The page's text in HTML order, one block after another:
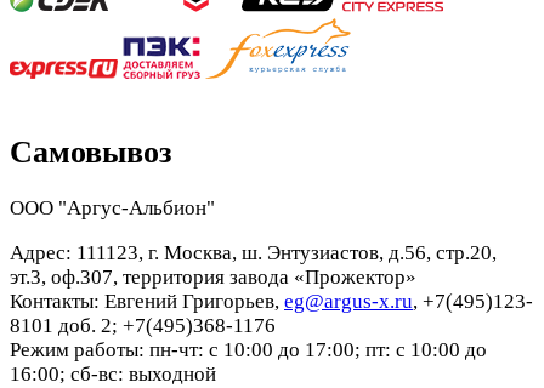
Самовывоз
ООО "Аргус-Альбион"
Адрес: 111123, г. Москва, ш. Энтузиастов, д.56, стр.20,
эт.3, оф.307, территория завода «Прожектор»
Контакты: Евгений Григорьев, eg@argus-x.ru, +7(495)123-
8101 доб. 2; +7(495)368-1176
Режим работы: пн-чт: с 10:00 до 17:00; пт: с 10:00 до
16:00; сб-вс: выходной